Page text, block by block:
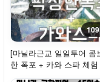
[마닐라근교 일일투어 콤
한 폭포 + 카와 스파 체
사지 (점...